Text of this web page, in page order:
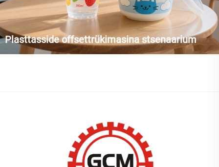
Plasttasside offsettrükimasina stsenaarium